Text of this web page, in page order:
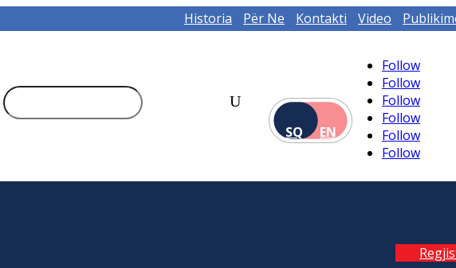
Historia Për Ne Kontakti Video
SQ
EN
Follow
Follow
Follow
Follow
Follow
Follow